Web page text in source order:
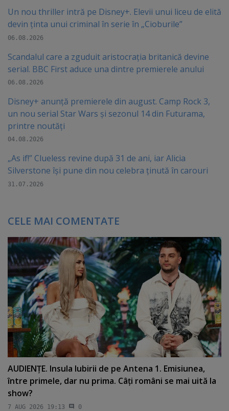
Un nou thriller intră pe Disney+. Elevii unui liceu de elită
devin ținta unui criminal în serie în „Cioburile”
06.08.2026
Scandalul care a zguduit aristocrația britanică devine
serial. BBC First aduce una dintre premierele anului
06.08.2026
Disney+ anunță premierele din august. Camp Rock 3,
un nou serial Star Wars și sezonul 14 din Futurama,
printre noutăți
04.08.2026
„As if!” Clueless revine după 31 de ani, iar Alicia
Silverstone își pune din nou celebra ținută în carouri
31.07.2026
CELE MAI COMENTATE
AUDIENŢE. Insula Iubirii de pe Antena 1. Emisiunea,
între primele, dar nu prima. Câţi români se mai uită la
show?
7 AUG 2026 19:13 0